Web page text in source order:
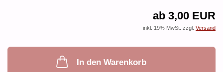
ab 3,00 EUR
inkl. 19% MwSt. zzgl. Versand
In den Warenkorb